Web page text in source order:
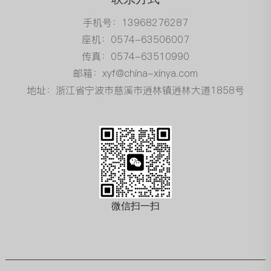
手机号：13968276287
座机：0574-63506007
传真：0574-63510990
邮箱：xyf@china-xinya.com
地址：浙江省宁波市慈溪市逍林镇逍林大道1858号
微信扫一扫